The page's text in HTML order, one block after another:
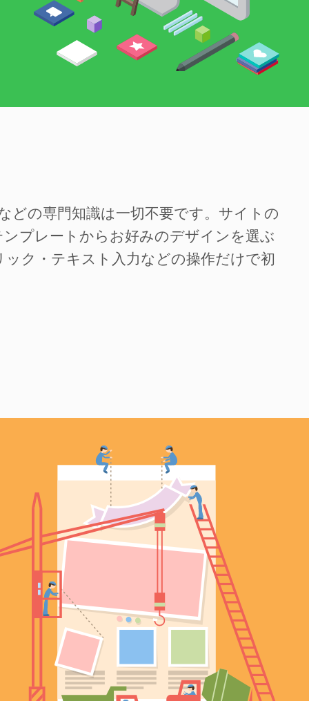
どの専門知識は一切不要です。サイトの
プレートからお好みのデザインを選ぶ
ク・テキスト入力などの操作だけで初